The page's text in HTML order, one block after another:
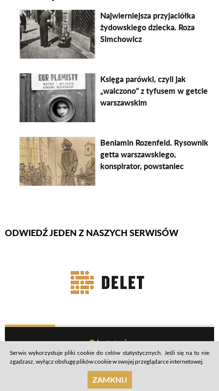
Najwierniejsza przyjaciółka
żydowskiego dziecka. Roza
Simchowicz
Księga parówki, czyli jak
„walczono” z tyfusem w getcie
warszawskim
Beniamin Rozenfeld. Rysownik
getta warszawskiego,
konspirator, powstaniec
Firmy Rotator
ODWIEDŹ JEDEN Z NASZYCH SERWISÓW
Before Footer MenuO Instytucie
Praca w ŻIH
Wesprzyj
Dla mediów
Serwis wykorzystuje pliki cookie do celów statystycznych. Jeśli się na to nie
zgadzasz, wyłącz obsługę plików cookie w swojej przeglądarce internetowej.
ZAMKNIJ